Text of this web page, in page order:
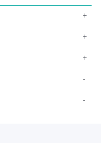
+
+
+
-
-